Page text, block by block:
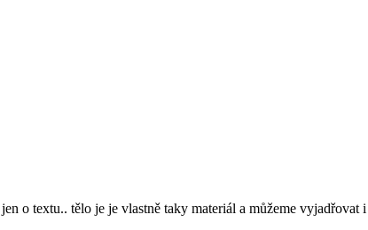
o textu.. tělo je je vlastně taky materiál a můžeme vyjadřovat